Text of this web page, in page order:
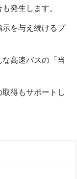
発生します。
を与え続けるプ
高速バスの「当
得もサポートし